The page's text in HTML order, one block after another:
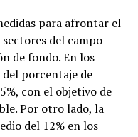
para afrontar el
del campo
de fondo. En los
porcentaje de
con el objetivo de
Por otro lado, la
del 12% en los